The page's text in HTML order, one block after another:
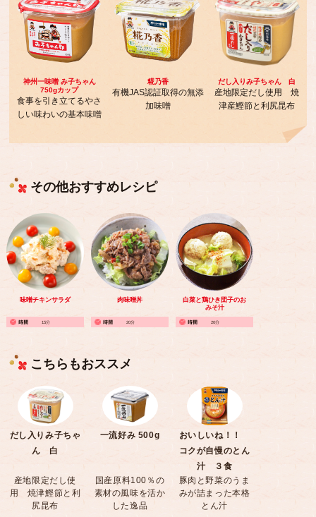
神州一味噌 み子ちゃん
750gカップ
食事を引き立てるやさ
しい味わいの基本味噌
糀乃香
有機JAS認証取得の無添
加味噌
だし入りみ子ちゃん 白
産地限定だし使用 焼
津産鰹節と利尻昆布
その他おすすめレシピ
味噌チキンサラダ
15分
肉味噌丼
20分
白菜と鶏ひき団子のお
みそ汁
20分
こちらもおススメ
だし入りみ子ちゃ
ん 白
産地限定だし使
用 焼津鰹節と利
尻昆布
一流好み 500g
国産原料100％の
素材の風味を活か
した逸品
おいしいね！！
コクが自慢のとん
汁 ３食
豚肉と野菜のうま
みが詰まった本格
とん汁